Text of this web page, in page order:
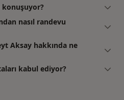
konuşuyor?
nasıl randevu
Aksay hakkında ne
kabul ediyor?